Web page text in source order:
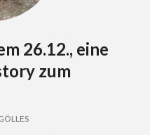
26.12., eine
zum